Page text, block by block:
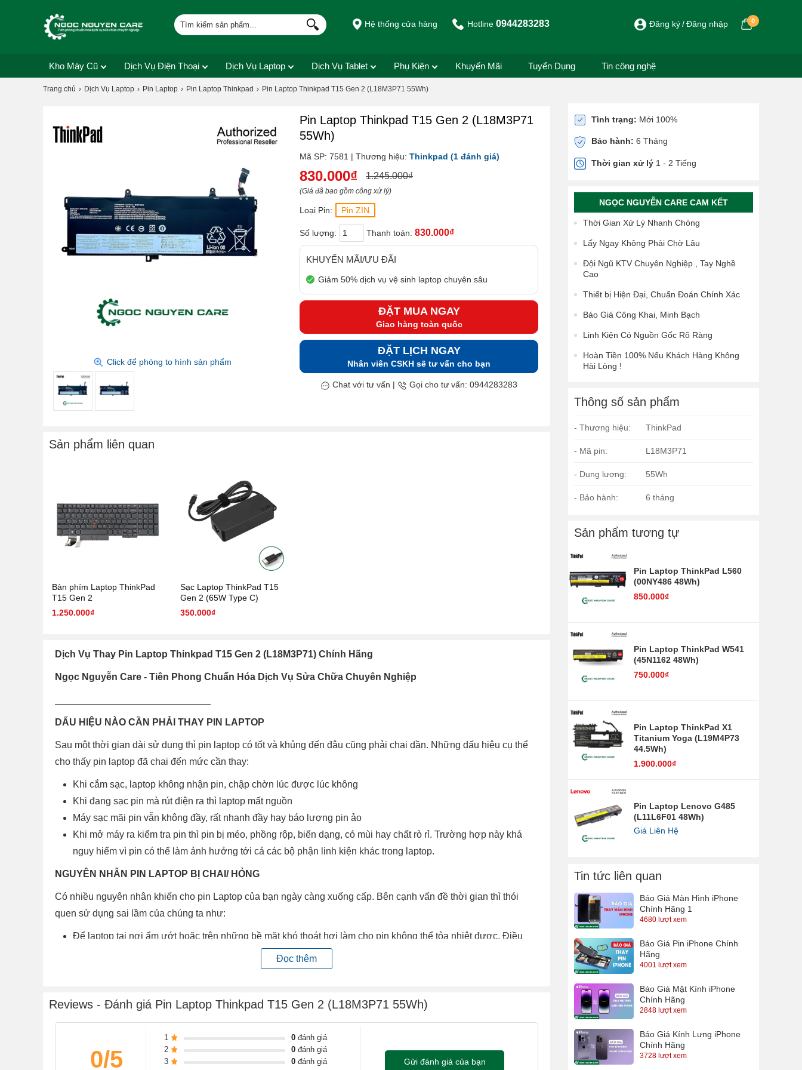
Hệ thống cửa hàng Hotline0944283283 Đăng ký Đăng nhập 0
Kho Máy Cũ Dịch Vụ Điện Thoại Dịch Vụ Laptop Dịch Vụ Tablet Phụ Kiện Khuyến Mãi Tuyển Dụng Tin công nghệ
Trang chủ Dịch Vụ Laptop Pin Laptop Pin Laptop Thinkpad Pin Laptop Thinkpad T15 Gen 2 (L18M3P71 55Wh)
Click để phóng to hình sản phẩm
Pin Laptop Thinkpad T15 Gen 2 (L18M3P71
55Wh)
Mã SP: 7581 | Thương hiệu: Thinkpad (1 đánh giá)
830.000₫ 1.245.000₫
(Giá đã bao gồm công xử lý)
Loại Pin: Pin ZIN
Số lượng: Thanh toán: 830.000₫
KHUYẾN MÃI/ƯU ĐÃI
Giảm 50% dịch vụ vệ sinh laptop chuyên sâu
ĐẶT MUA NGAY
Giao hàng toàn quốc
ĐẶT LỊCH NGAY
Nhân viên CSKH sẽ tư vấn cho bạn
Chat với tư vấn | Gọi cho tư vấn: 0944283283
Sản phẩm liên quan
Bàn phím Laptop ThinkPad
T15 Gen 2
1.250.000₫
Sạc Laptop ThinkPad T15
Gen 2 (65W Type C)
350.000₫
Dịch Vụ Thay Pin Laptop Thinkpad T15 Gen 2 (L18M3P71) Chính Hãng
Ngọc Nguyễn Care - Tiên Phong Chuẩn Hóa Dịch Vụ Sửa Chữa Chuyên Nghiệp
DẤU HIỆU NÀO CẦN PHẢI THAY PIN LAPTOP
Sau một thời gian dài sử dụng thì pin laptop có tốt và khủng đến đâu cũng phải chai dần. Những dấu hiệu cụ thể
cho thấy pin laptop đã chai đến mức cần thay:
Khi cắm sạc, laptop không nhận pin, chập chờn lúc được lúc không
Khi đang sạc pin mà rút điện ra thì laptop mất nguồn
Máy sạc mãi pin vẫn không đầy, rất nhanh đầy hay báo lượng pin ảo
Khi mở máy ra kiểm tra pin thì pin bị méo, phồng rộp, biến dạng, có mùi hay chất rò rỉ. Trường hợp này khá
nguy hiểm vì pin có thể làm ảnh hưởng tới cả các bộ phận linh kiện khác trong laptop.
NGUYÊN NHÂN PIN LAPTOP BỊ CHAI/ HỎNG
Có nhiều nguyên nhân khiến cho pin Laptop của bạn ngày càng xuống cấp. Bên cạnh vấn đề thời gian thì thói
quen sử dụng sai lầm của chúng ta như:
Để laptop tại nơi ẩm ướt hoặc trên những bề mặt khó thoát hơi làm cho pin không thể tỏa nhiệt được. Điều
này nếu kéo dài sẽ làm ảnh hưởng trầm trọng đến tuổi thọ của pin.
Khi sử dụng laptop không cắm sạc, thời lượng sử dụng máy giảm nhanh hơn so với bình thường
Xuất hiện dấu chéo đỏ ở biểu tượng pin (chứng tỏ máy không nhận được pin)
Pin laptop bị phồng hoặc chảy nước.
Đọc thêm
Reviews - Đánh giá Pin Laptop Thinkpad T15 Gen 2 (L18M3P71 55Wh)
0/5
1 0 đánh giá
2
0 đánh giá
3
0 đánh giá
Gửi đánh giá của bạn
Tình trạng: Mới 100%
Bảo hành: 6 Tháng
Thời gian xử lý 1 - 2 Tiếng
NGỌC NGUYỄN CARE CAM KẾT
Thời Gian Xử Lý Nhanh Chóng
Lấy Ngay Không Phải Chờ Lâu
Đội Ngũ KTV Chuyên Nghiệp , Tay Nghề
Cao
Thiết bị Hiện Đại, Chuẩn Đoán Chính Xác
Báo Giá Công Khai, Minh Bạch
Linh Kiện Có Nguồn Gốc Rõ Ràng
Hoàn Tiền 100% Nếu Khách Hàng Không
Hài Lòng !
Thông số sản phẩm
- Thương hiệu: ThinkPad
- Mã pin: L18M3P71
- Dung lượng: 55Wh
- Bảo hành: 6 tháng
Sản phẩm tương tự
Pin Laptop ThinkPad L560
(00NY486 48Wh)
850.000₫
Pin Laptop ThinkPad W541
(45N1162 48Wh)
750.000₫
Pin Laptop ThinkPad X1
Titanium Yoga (L19M4P73
44.5Wh)
1.900.000₫
Pin Laptop Lenovo G485
(L11L6F01 48Wh)
Giá Liên Hệ
Tin tức liên quan
Báo Giá Màn Hình iPhone
Chính Hãng 1
4680 lượt xem
Báo Giá Pin iPhone Chính
Hãng
4001 lượt xem
Báo Giá Mặt Kính iPhone
Chính Hãng
2848 lượt xem
Báo Giá Kính Lưng iPhone
Chính Hãng
3728 lượt xem